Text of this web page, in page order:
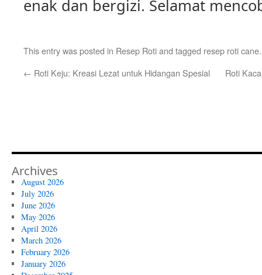
enak dan bergizi. Selamat
This entry was posted in Resep Rotiand tagged resep roti cane
← Roti Keju: Kreasi Lezat untuk Hidangan Spesial Roti
Archives
August 2026
July 2026
June 2026
May 2026
April 2026
March 2026
February 2026
January 2026